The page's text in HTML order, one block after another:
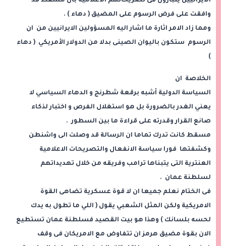
وافقت على فرض الرسوم على المضيق ( دهاء ) .
ومما زاد الامر اثارة ما اشار اليه المسؤولين الايرانيين من ان
الرسوم ستكون باليوان الصينى بدلا من الدولار الأمريكي ( دهاء
)
الخلاصة ان
السياسة الدولية أشبه برقعة شطرنج و الدهاء السياسي لا
يعني الغدر بالضرورة بل هو استغلال الفرص و اختبار لذكاء
صانع القرار وقدرته على قراءة ما بين السطور .
مسقط كانت تدرك تماما ان الرسالة قد وصلت الى واشنطن
وكشفتها فورا سياسة الانفعال والتصريحات الاعلامية
العنترية التى يتبناها ترامب وفريقه من خلال تهديداتهم
لسلطنة عمان .
فى الختام نعلم جميعا ان لا قوة عسكرية تضاهى القوة
الامريكية ولكن المثل الشعبي يقول ( اللي ما تطول به يدك
لحسه بلسانك ) وهذا هو بيت القصيد فسلطنة عمان تستطيع
الان بقوة مضيق هرمز ان تتفاوض مع الامريكان فى وقف